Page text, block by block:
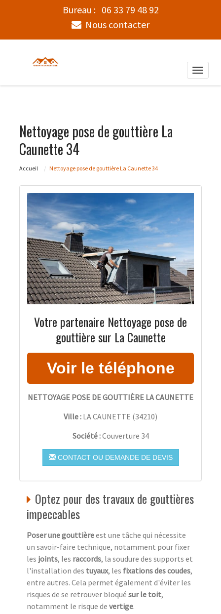
Bureau : 06 33 79 48 92
Nous contacter
Toggle
Nettoyage pose de gouttière La
Caunette 34
Accueil Nettoyage pose de gouttière La Caunette 34
Votre partenaire Nettoyage pose de
gouttière sur La Caunette
NETTOYAGE POSE DE GOUTTIÈRE LA CAUNETTE
Ville : LA CAUNETTE (34210)
Société :Couverture 34
CONTACT OU DEMANDE DE DEVIS
Optez pour des travaux de gouttières
impeccables
Poser une gouttièreest une tâche qui nécessite
un savoir-faire technique, notamment pour fixer
les joints, les raccords, la soudure des supports et
l'installation des tuyaux, les fixations des coudes,
entre autres. Cela permet également d'éviter les
risques de se retrouver bloqué sur le toit,
notamment le risque de vertige.